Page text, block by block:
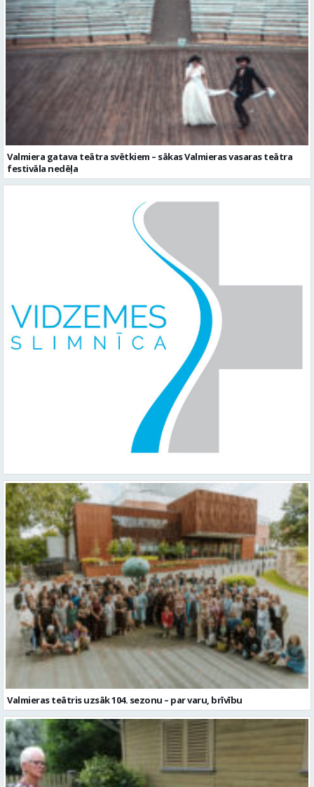
Valmiera gatava teātra svētkiem – sākas Valmieras vasaras teātra
festivāla nedēļa
Valmieras teātris uzsāk 104. sezonu – par varu, brīvību